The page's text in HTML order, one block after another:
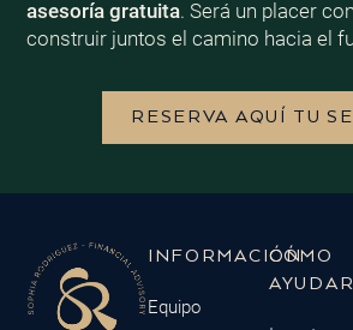
asesoría gratuita. Será un placer
construir juntos el camino hacia el
RESERVA AQUÍ TU
INFORMACIÓN
Equipo
CÓMO